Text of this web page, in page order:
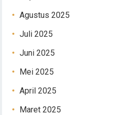
Agustus 2025
Juli 2025
Juni 2025
Mei 2025
April 2025
Maret 2025